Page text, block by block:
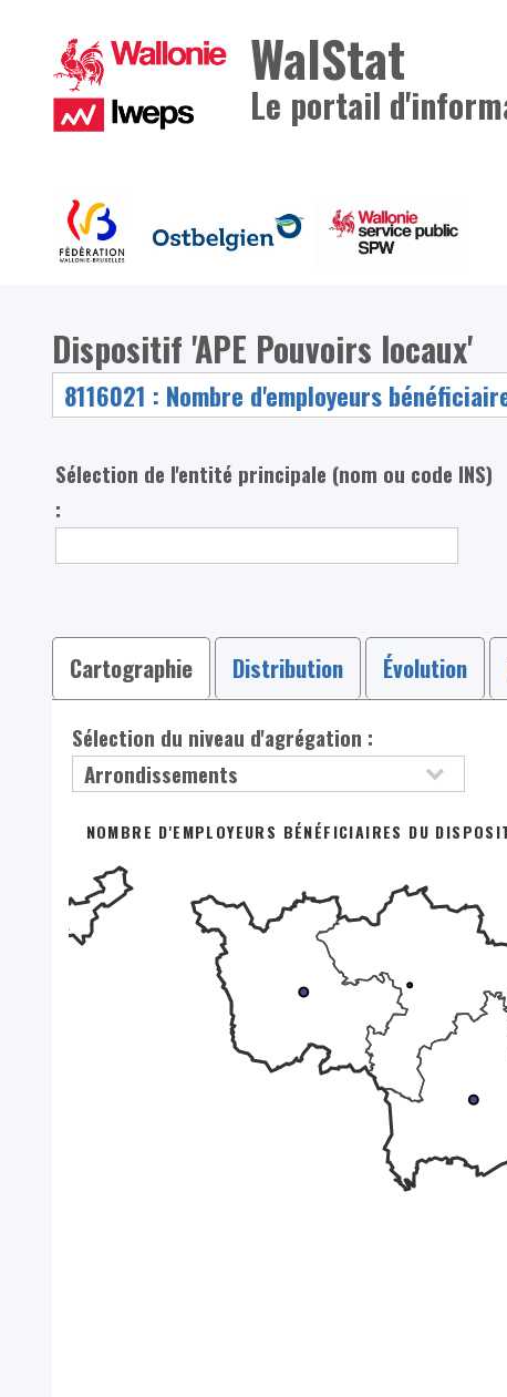
WalStat
Le portail
Dispositif 'APE Pouvoirs locaux'
Sélection de l'entité principale (nom ou code INS)
:
Cartographie Distribution Évolution
Sélection du niveau d'agrégation :
NOMBRE D'EMPLOYEURS BÉNÉFICIAIRES DU